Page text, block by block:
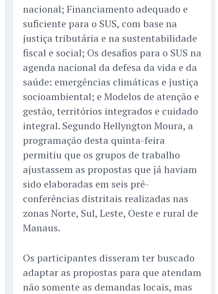
nacional; Financiamento adequado e
suficiente para o SUS, com base na
justiça tributária e na sustentabilidade
fiscal e social; Os desafios para o SUS na
agenda nacional da defesa da vida e da
saúde: emergências climáticas e justiça
socioambiental; e Modelos de atenção e
gestão, territórios integrados e cuidado
integral. Segundo Hellyngton Moura, a
programação desta quinta-feira
permitiu que os grupos de trabalho
ajustassem as propostas que já haviam
sido elaboradas em seis pré-
conferências distritais realizadas nas
zonas Norte, Sul, Leste, Oeste e rural de
Manaus.
Os participantes disseram ter buscado
adaptar as propostas para que atendam
não somente as demandas locais, mas